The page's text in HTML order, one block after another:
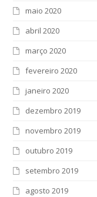
maio 2020
abril 2020
março 2020
fevereiro 2020
janeiro 2020
dezembro 2019
novembro 2019
outubro 2019
setembro 2019
agosto 2019